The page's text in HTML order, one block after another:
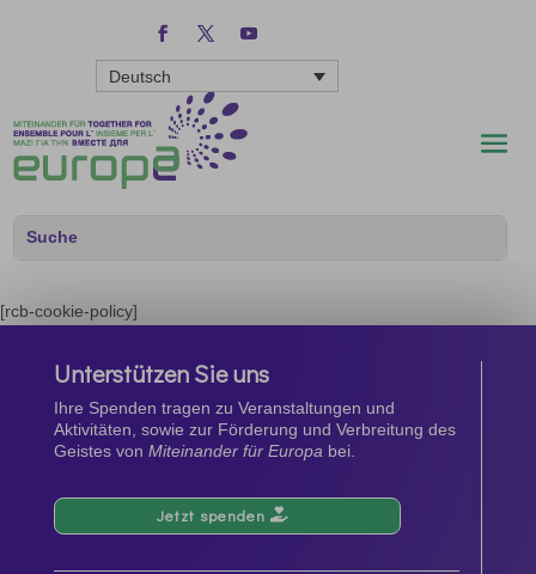
Deutsch
[rcb-cookie-policy]
Unterstützen Sie uns
Ihre Spenden tragen zu Veranstaltungen und
Aktivitäten, sowie zur Förderung und Verbreitung des
Geistes von Miteinander für Europa bei.
Jetzt spenden